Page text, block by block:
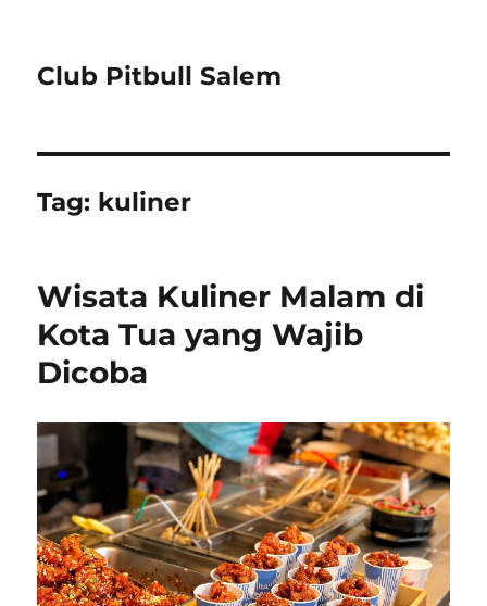
Club Pitbull Salem
Tag: kuliner
Wisata Kuliner Malam di
Kota Tua yang Wajib
Dicoba